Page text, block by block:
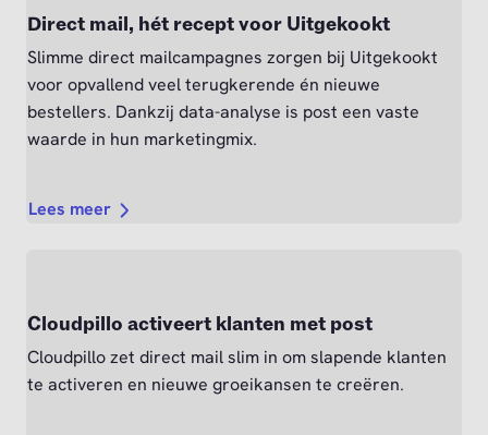
Direct mail, hét recept voor Uitgekookt
Slimme direct mailcampagnes zorgen bij Uitgekookt
voor opvallend veel terugkerende én nieuwe
bestellers. Dankzij data-analyse is post een vaste
waarde in hun marketingmix.
Lees meer
Cloudpillo activeert klanten met post
Cloudpillo zet direct mail slim in om slapende klanten
te activeren en nieuwe groeikansen te creëren.